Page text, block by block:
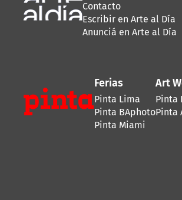
Contacto
Escribir en Arte al Día
Anunciá en Arte al Día
Ferias
Pinta Lima
Pinta BAphoto
Pinta Miami
Art
Pinta
Pinta